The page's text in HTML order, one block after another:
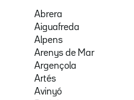
Abrera
Aiguafreda
Alpens
Arenys de Mar
Argençola
Artés
Avinyó